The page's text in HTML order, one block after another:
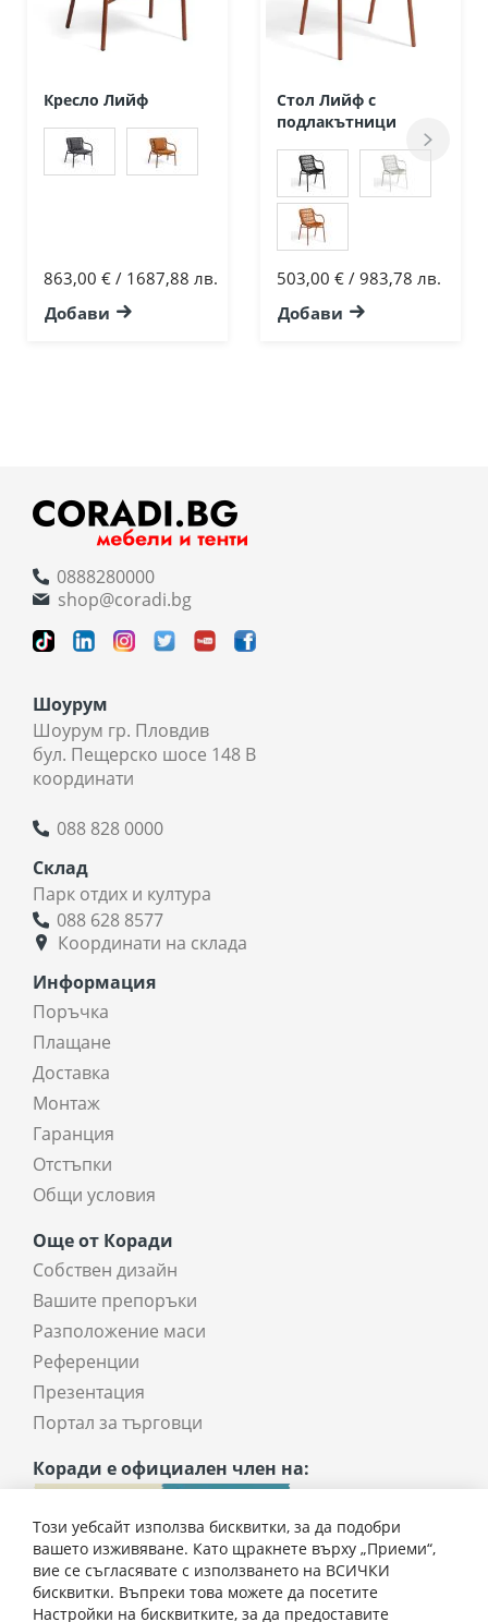
Кресло Лийф
863,00 € / 1687,88 лв.
Добави
Стол Лийф с
подлакътници
503,00 € / 983,78 лв.
Добави
0888280000
shop@coradi.bg
Шоурум
Шоурум гр. Пловдив
бул. Пещерско шосе 148 В
координати
088 828 0000
Склад
Парк отдих и култура
088 628 8577
Координати на склада
Информация
Поръчка
Плащане
Доставка
Монтаж
Гаранция
Отстъпки
Общи условия
Още от Коради
Собствен дизайн
Вашите препоръки
Разположение маси
Референции
Презентация
Портал за търговци
Коради е официален член на:
Този уебсайт използва бисквитки, за да подобри
вашето изживяване. Като щракнете върху „Приеми“,
вие се съгласявате с използването на ВСИЧКИ
бисквитки. Въпреки това можете да посетите
Настройки на бисквитките, за да предоставите